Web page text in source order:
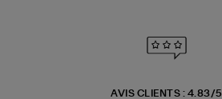
AVIS CLIENTS : 4.83/5